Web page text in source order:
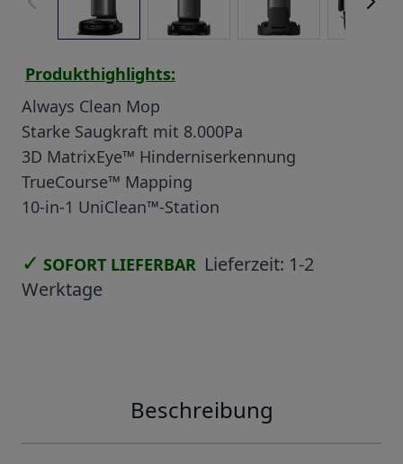
Produkthighlights:
Always Clean Mop
Starke Saugkraft mit 8.000Pa
3D MatrixEye™ Hinderniserkennung
TrueCourse™ Mapping
10-in-1 UniClean™-Station
✓ SOFORT LIEFERBAR Lieferzeit: 1-2
Werktage
Beschreibung